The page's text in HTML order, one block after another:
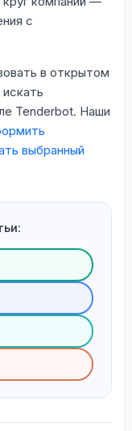
с
в открытом
Tenderbot. Наши
выбранный